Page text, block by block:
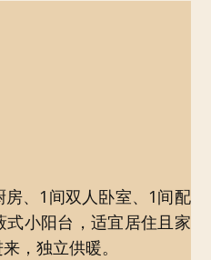
、1间双人卧室、1间配
小阳台，适宜居住且家
，独立供暖。